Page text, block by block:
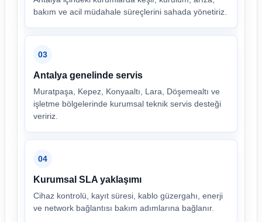
bakım ve acil müdahale süreçlerini sahada yönetiriz.
03
Antalya genelinde servis
Muratpaşa, Kepez, Konyaaltı, Lara, Döşemealtı ve
işletme bölgelerinde kurumsal teknik servis desteği
veririz.
04
Kurumsal SLA yaklaşımı
Cihaz kontrolü, kayıt süresi, kablo güzergahı, enerji
ve network bağlantısı bakım adımlarına bağlanır.